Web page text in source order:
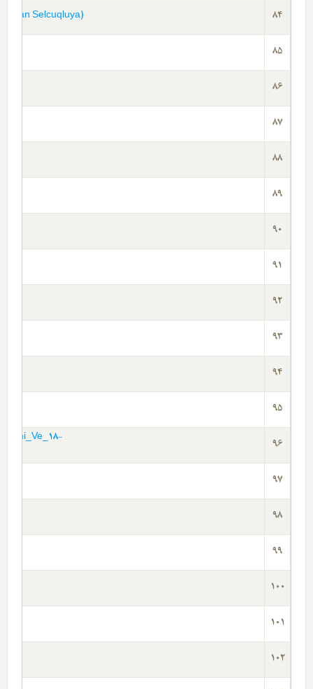
84
Selcuqluya)
85
86
87
88
89
90
91
92
93
94
95
96
97
98
99
100
101
102